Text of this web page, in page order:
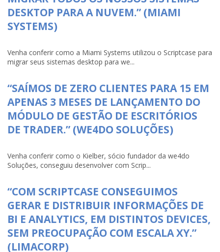
DESKTOP PARA A NUVEM.” (MIAMI
SYSTEMS)
Venha conferir como a Miami Systems utilizou o Scriptcase para
migrar seus sistemas desktop para we...
“SAÍMOS DE ZERO CLIENTES PARA 15 EM
APENAS 3 MESES DE LANÇAMENTO DO
MÓDULO DE GESTÃO DE ESCRITÓRIOS
DE TRADER.” (WE4DO SOLUÇÕES)
Venha conferir como o Kielber, sócio fundador da we4do
Soluções, conseguiu desenvolver com Scrip...
“COM SCRIPTCASE CONSEGUIMOS
GERAR E DISTRIBUIR INFORMAÇÕES DE
BI E ANALYTICS, EM DISTINTOS DEVICES,
SEM PREOCUPAÇÃO COM ESCALA XY.”
(LIMACORP)